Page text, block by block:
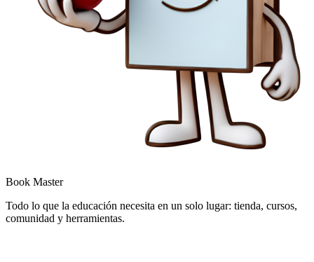
Book Master
Todo lo que la educación necesita en un solo lugar: tienda, cursos,
comunidad y herramientas.